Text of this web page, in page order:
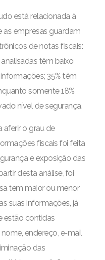
está relacionada à
empresas guardam
de notas fiscais:
têm baixo
35% têm
somente 18%
nível de segurança.
o grau de
fiscais foi feita
e exposição das
desta análise, foi
tem maior ou menor
suas informações, já
estão contidas
endereço, e-mail
das